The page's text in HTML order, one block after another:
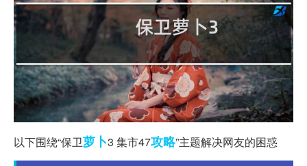
以下围绕“保卫萝卜3 集市47攻略”主题解决网友的困惑